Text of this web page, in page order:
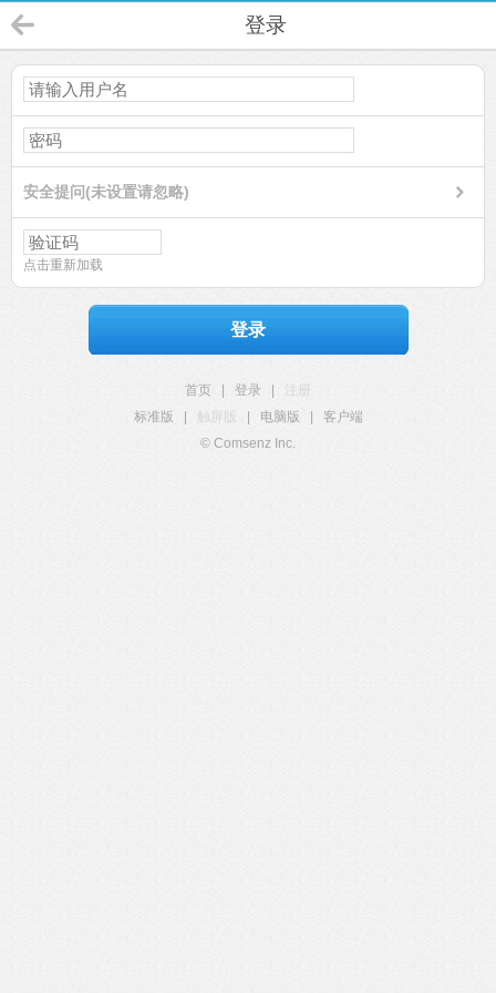
登录
安全提问(未设置请忽略)
点击重新加载
登录
首页 登录
注册
标准版
触屏版 电脑版
客户端
© Comsenz Inc.